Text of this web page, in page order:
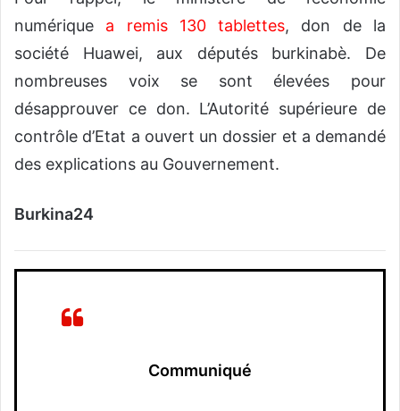
numérique a remis 130 tablettes, don de la
société Huawei, aux députés burkinabè. De
nombreuses voix se sont élevées pour
désapprouver ce don. L’Autorité supérieure de
contrôle d’Etat a ouvert un dossier et a demandé
des explications au Gouvernement.
Burkina24
Communiqué